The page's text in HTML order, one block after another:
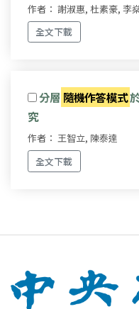
作者： 謝淑惠, 杜素豪, 李
全文下載
分層 隨機作答模式
究
作者： 王智立, 陳泰達
全文下載